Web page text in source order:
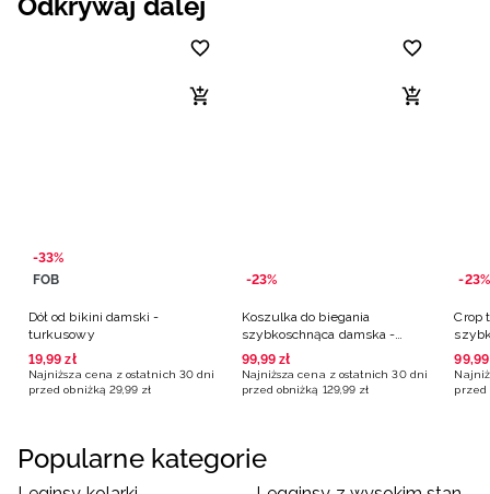
-33%
FOB
Dół od bikini damski -
turkusowy
19,99 zł
Najniższa cena z ostatnich 30 dni
przed obniżką 29,99 zł
-23%
Koszulka do biegania
szybkoschnąca damska -
różowa
99,99 zł
Najniższa cena z ostatnich 30 dni
przed obniżką 129,99 zł
-23%
Crop
99,99
przed
Popularne kategorie